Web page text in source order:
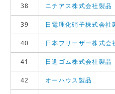
38 ニチアス株式会社製品
39 日電理化硝子株式会社
40 日本フリーザー株式会
41 日進ゴム株式会社製品
42 オーハウス製品